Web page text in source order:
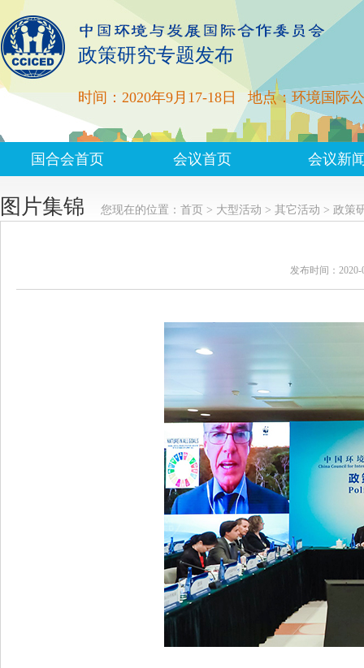
政策研究专题发布
时间：2020年9月17-18日 地点：环境国际
国合会首页 会议首页 会议新
图片集锦 您现在的位置： 首页 > 大型活动 > 其它活动 > 政策
发布时间：2020-